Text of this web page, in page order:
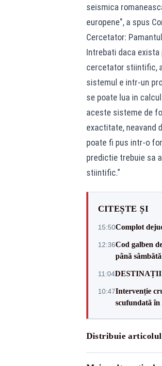
seismica
europene", a spus
Cercetator:
Intrebati daca
cercetator stiintific,
sistemul e intr-un
se poate lua in
aceste sisteme de
exactitate, neavand
poate fi pus intr-o
predictie trebuie sa
stiintific."
CITEȘTE ȘI
15:50Complot
12:36Cod galben
până sâmbătă
11:04DESTINAȚII
10:47Intervenție
scufundată în
Distribuie articolul